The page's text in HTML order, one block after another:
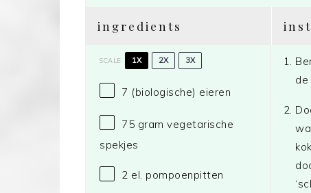
ingredients
SCALE 1X 2X 3X
7 (biologische) eieren
75 gram vegetarische
spekjes
2 el. pompoenpitten
de